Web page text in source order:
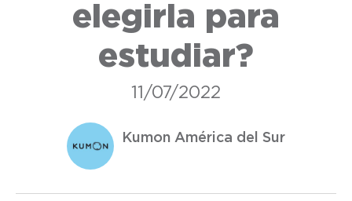
elegirla para
estudiar?
11/07/2022
Kumon América del Sur